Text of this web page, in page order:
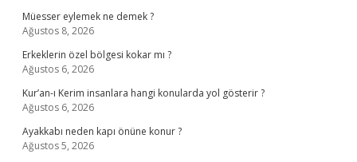
Müesser eylemek ne demek ?
Ağustos 8, 2026
Erkeklerin özel bölgesi kokar mı ?
Ağustos 6, 2026
Kur’an-ı Kerim insanlara hangi konularda yol gösterir ?
Ağustos 6, 2026
Ayakkabı neden kapı önüne konur ?
Ağustos 5, 2026